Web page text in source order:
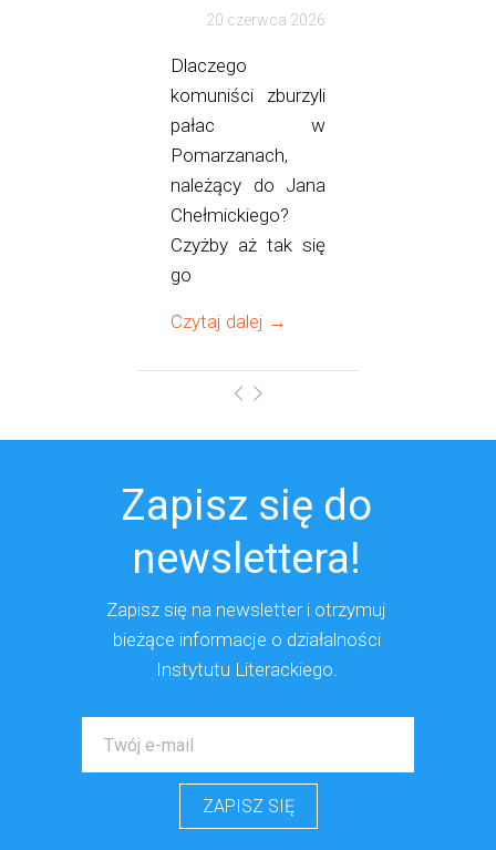
20 czerwca 2026
Dlaczego
komuniści zburzyli
pałac w
Pomarzanach,
należący do Jana
Chełmickiego?
Czyżby aż tak się
go
Czytaj dalej →
Zapisz się do
newslettera!
Zapisz się na newsletter i otrzymuj
bieżące informacje o działalności
Instytutu Literackiego.
ZAPISZ SIĘ